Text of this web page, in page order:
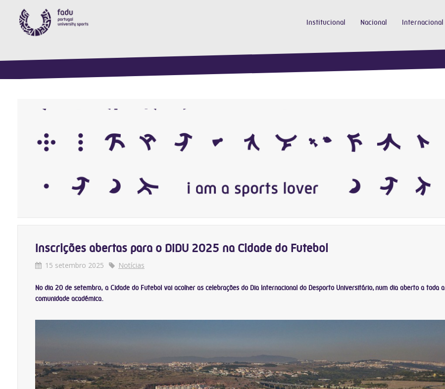
Institucional Nacional Internacional
Inscrições abertas para o DIDU 2025 na Cidade do Futebol
15 setembro 2025 Notícias
No dia 20 de setembro, a Cidade do Futebol vai acolher as celebrações do Dia Internacional do Desporto Universitário, num dia aberto a toda a
comunidade académica.